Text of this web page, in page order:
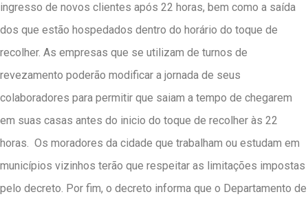
ingresso de novos clientes após 22 horas, bem como a saída
dos que estão hospedados dentro do horário do toque de
recolher. As empresas que se utilizam de turnos de
revezamento poderão modificar a jornada de seus
colaboradores para permitir que saiam a tempo de chegarem
em suas casas antes do inicio do toque de recolher às 22
horas. Os moradores da cidade que trabalham ou estudam em
municípios vizinhos terão que respeitar as limitações impostas
pelo decreto. Por fim, o decreto informa que o Departamento de